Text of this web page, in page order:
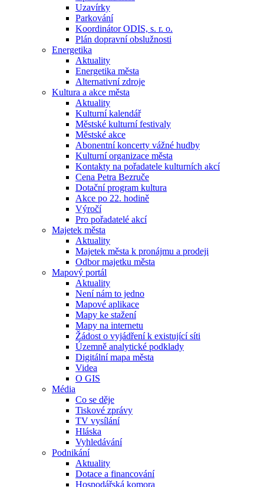
Uzavírky
Parkování
Koordinátor ODIS, s. r. o.
Plán dopravní obslužnosti
Energetika
Aktuality
Energetika města
Alternativní zdroje
Kultura a akce města
Aktuality
Kulturní kalendář
Městské kulturní festivaly
Městské akce
Abonentní koncerty vážné hudby
Kulturní organizace města
Kontakty na pořadatele kulturních akcí
Cena Petra Bezruče
Dotační program kultura
Akce po 22. hodině
Výročí
Pro pořadatelé akcí
Majetek města
Aktuality
Majetek města k pronájmu a prodeji
Odbor majetku města
Mapový portál
Aktuality
Není nám to jedno
Mapové aplikace
Mapy ke stažení
Mapy na internetu
Žádost o vyjádření k existující síti
Územně analytické podklady
Digitální mapa města
Videa
O GIS
Média
Co se děje
Tiskové zprávy
TV vysílání
Hláska
Vyhledávání
Podnikání
Aktuality
Dotace a financování
Hospodářská komora